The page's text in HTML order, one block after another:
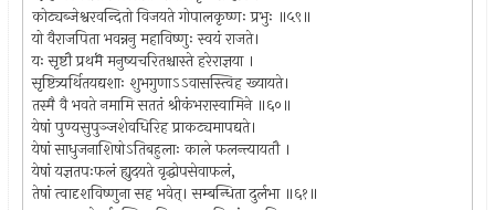
कोट्यब्जेश्वरवन्दितो विजयते गोपालकृष्णः प्रभुः ॥५९॥
यो वैराजपिता भवन्ननु महाविष्णुः स्वयं राजते।
यः सृष्टौ प्रथमॆ मनुष्यचरितश्चास्ते हरेराज्ञया ।
सृष्टित्र्यर्थितयद्यशाः शुभगुणाऽऽवासस्त्विह ख्यायते।
तस्मै वै भवते नमामि सततं श्रीकंभरास्वामिने ॥६०॥
येषां पुण्यसुपुञ्जशेवधिरिह प्राकट्यमापद्यते।
येषां साधुजनाशिषोऽतिबहुलाः काले फलन्त्यायतौ ।
येषां यज्ञतपःफलं ह्युदयते वृद्धोपसेवाफलं,
तेषां त्वादृशविष्णुना सह भवेत्। सम्बन्धिता दुर्लभा ॥६१॥